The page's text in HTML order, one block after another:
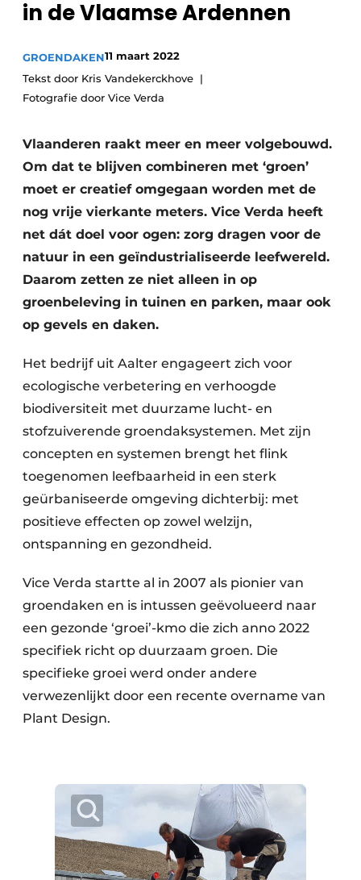
Privacy / Cookie statement
Video’s
in de Vlaamse Ardennen
GROENDAKEN11 maart 2022
Tekst door Kris Vandekerckhove
Fotografie door Vice Verda
Vlaanderen raakt meer en meer volgebouwd.
Om dat te blijven combineren met ‘groen’
moet er creatief omgegaan worden met de
nog vrije vierkante meters. Vice Verda heeft
net dát doel voor ogen: zorg dragen voor de
natuur in een geïndustrialiseerde leefwereld.
Daarom zetten ze niet alleen in op
groenbeleving in tuinen en parken, maar ook
op gevels en daken.
Het bedrijf uit Aalter engageert zich voor
ecologische verbetering en verhoogde
biodiversiteit met duurzame lucht- en
stofzuiverende groendaksystemen. Met zijn
concepten en systemen brengt het flink
toegenomen leefbaarheid in een sterk
geürbaniseerde omgeving dichterbij: met
positieve effecten op zowel welzijn,
ontspanning en gezondheid.
Vice Verda startte al in 2007 als pionier van
groendaken en is intussen geëvolueerd naar
een gezonde ‘groei’-kmo die zich anno 2022
specifiek richt op duurzaam groen. Die
specifieke groei werd onder andere
verwezenlijkt door een recente overname van
Plant Design.